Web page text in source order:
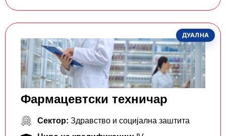
ДУАЛНА
Фармацевтски тeхничар
Сектор: Здравство и социјална заштита